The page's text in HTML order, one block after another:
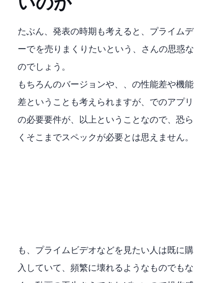
いのか
たぶん、発表の時期も考えると、Amazon プライムデ
ーでFire TV Stickを売りまくりたいという、Amazonさんの思惑な
のでしょう。
もちろんOSのバージョンや、CPU、GPUの性能差や機能
差ということも考えられますが、AndroidでのXBOXアプリ
の必要要件が、Android6.0以上ということなので、恐ら
くそこまでスペックが必要とは思えません。
Fire Stickも、プライムビデオなどを見たい人は既に購
入していて、頻繁に壊れるようなものでもな